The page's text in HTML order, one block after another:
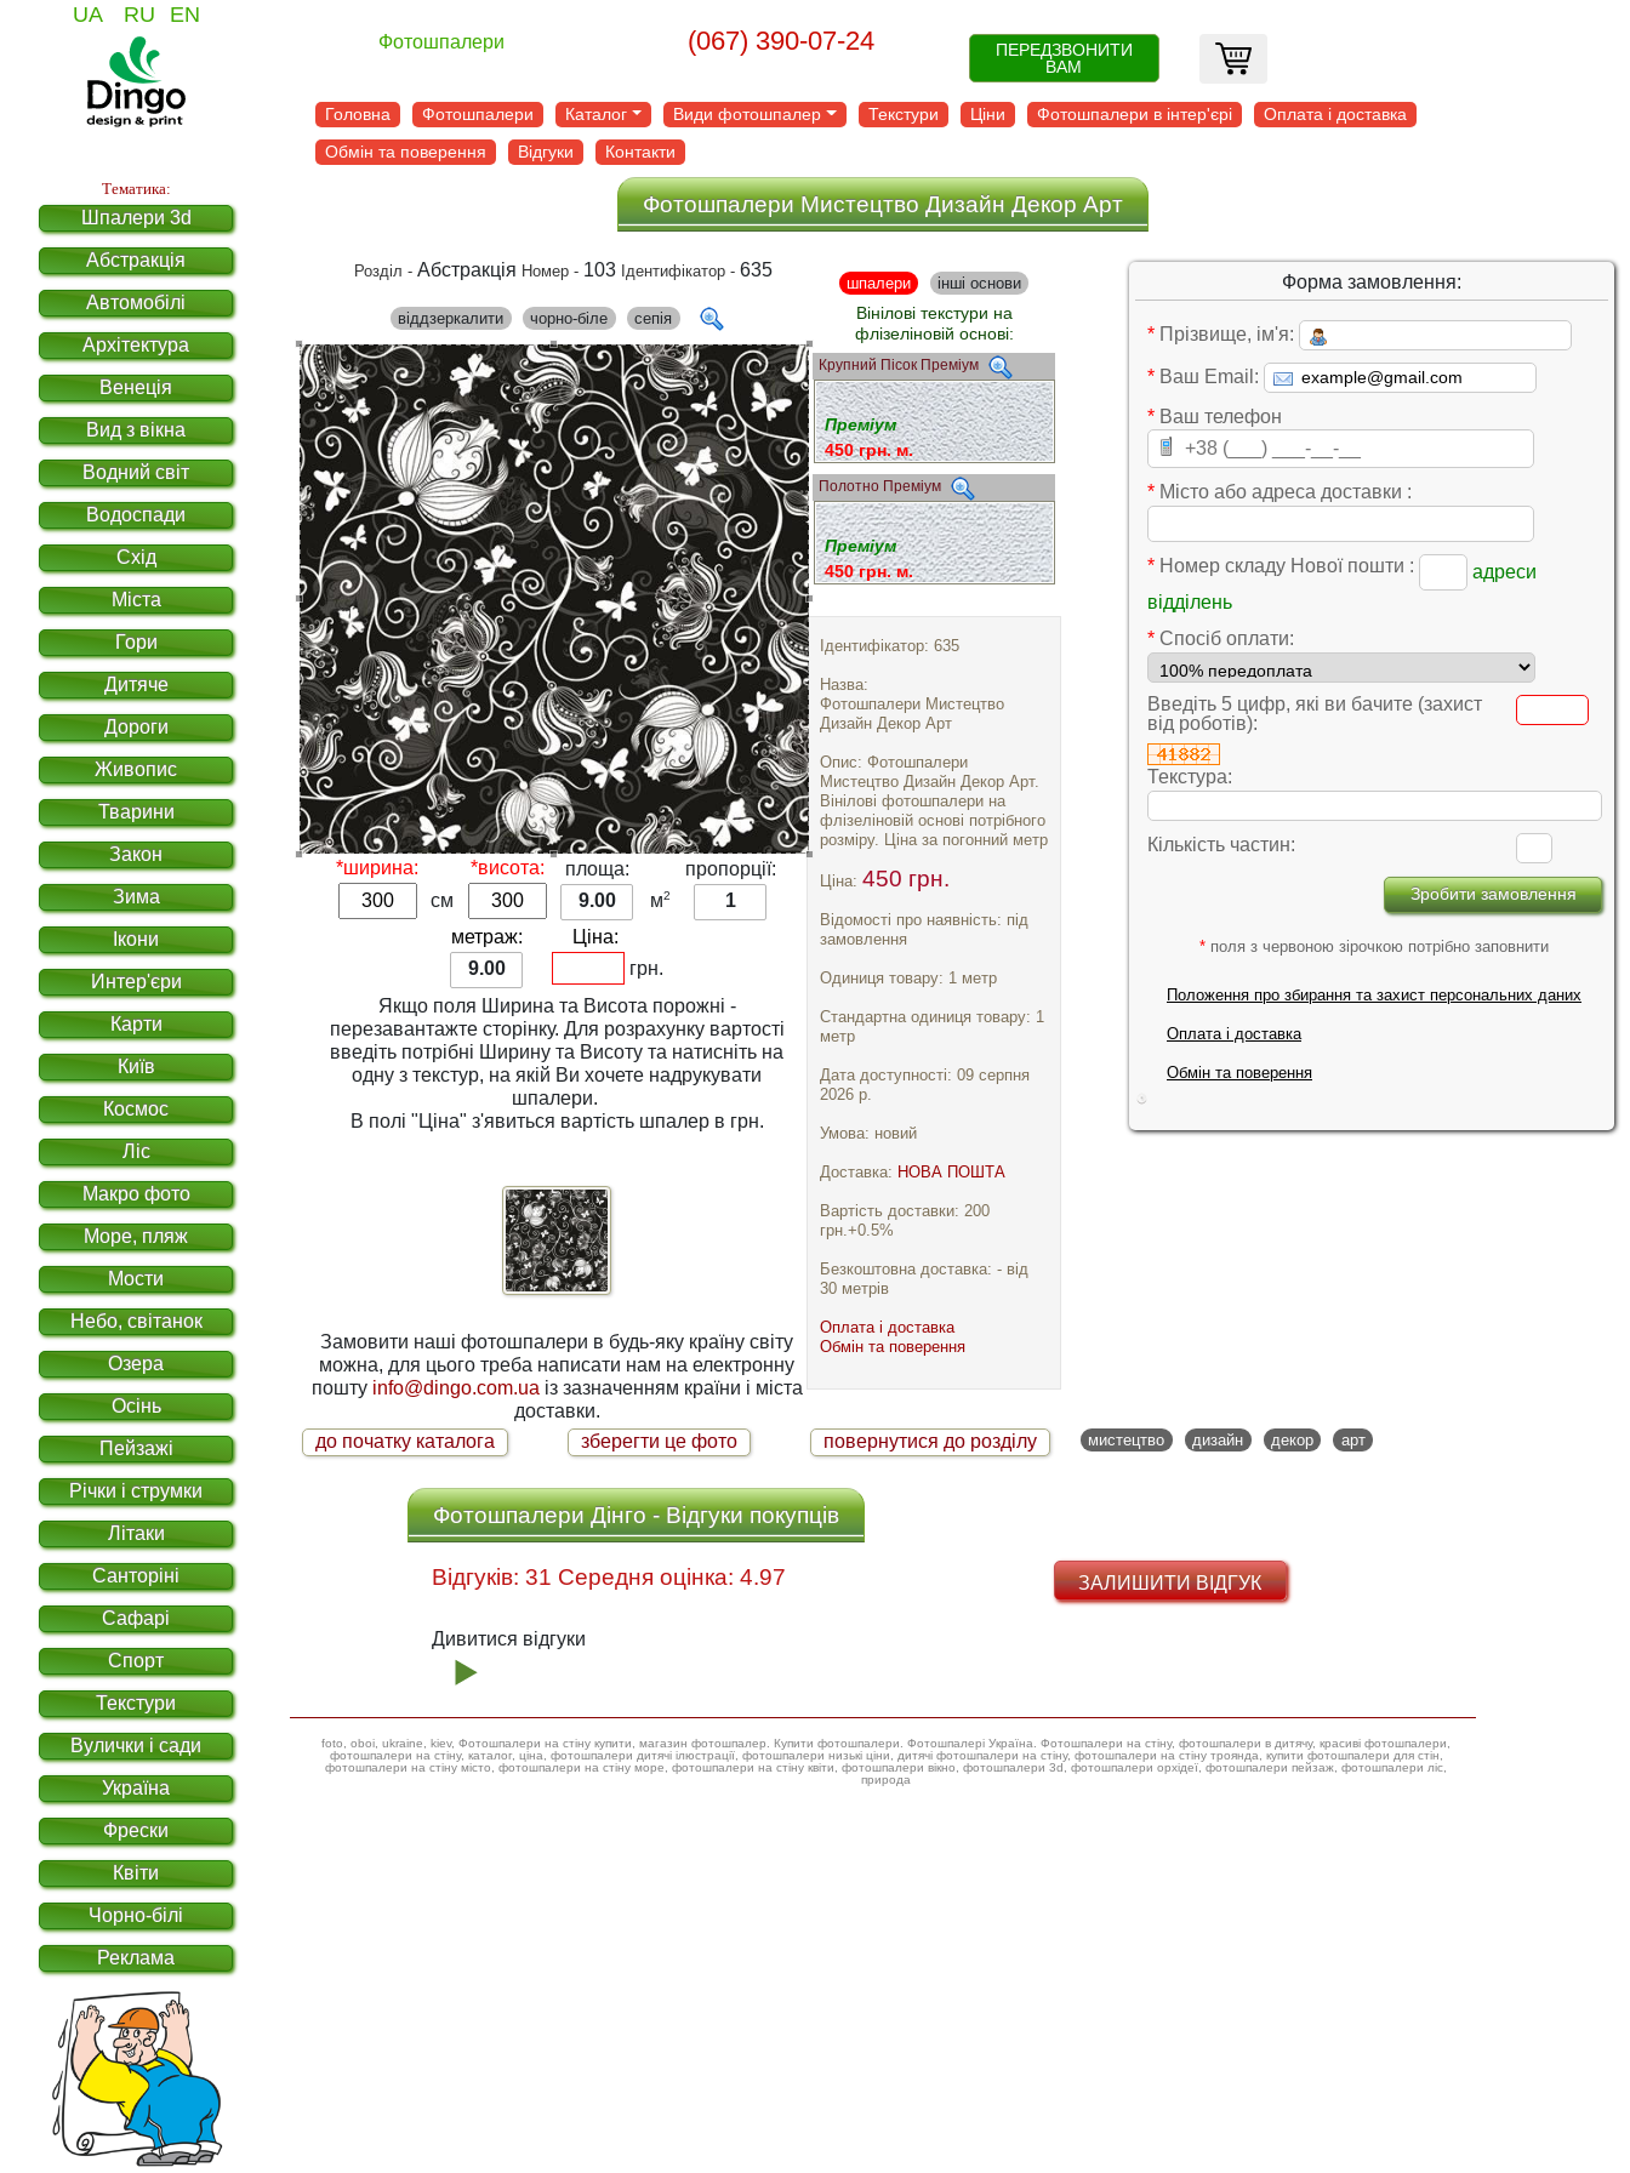
UA RU EN
Фотошпалери (067) 390-07-24
ПЕРЕДЗВОНИТИ
ВАМ
Головна Фотошпалери Каталог Види фотошпалер Текстури Ціни Фотошпалери в інтер'єрі
Оплата і доставка
Обмін та поверення
Відгуки Контакти
Тематика:
Шпалери 3d
Абстракція
Автомобілі
Архітектура
Венеція
Вид з вікна
Водний світ
Водоспади
Схід
Міста
Гори
Дитяче
Дороги
Живопис
Тварини
Закон
Зима
Ікони
Интер'єри
Карти
Київ
Космос
Ліс
Макро фото
Море, пляж
Мости
Небо, світанок
Озера
Осінь
Пейзажі
Річки і струмки
Літаки
Санторіні
Сафарі
Спорт
Текстури
Вулички і сади
Україна
Фрески
Квіти
Чорно-білі
Реклама
Фотошпалери Мистецтво Дизайн Декор Арт
Розділ - Абстракція Номер - 103 Ідентифікатор - 635
віддзеркалити чорно-біле сепія
*ширина:
см
*висота:
площа:
9.00
м2
пропорції:
1
метраж:
9.00
Ціна:
грн.
Якщо поля Ширина та Висота порожні -
перезавантажте сторінку. Для розрахунку вартості
введіть потрібні Ширину та Висоту та натисніть на
одну зтекстур, на якій Ви хочете надрукувати
шпалери.
В полі "Ціна" з'явиться вартість шпалер в грн.
Замовити наші фотошпалери в будь-яку країну світу
можна, для цього треба написати нам на електронну
пошту info@dingo.com.ua із зазначенням країни і міста
доставки.
шпалери інші основи
Вінілові текстури на
флізеліновій основі:
Крупний Пісок Преміум
Преміум
450 грн. м.
Полотно Преміум
Преміум
450 грн. м.
Ідентифікатор: 635
Назва:
Фотошпалери Мистецтво
Дизайн Декор Арт
Опис: Фотошпалери
Мистецтво Дизайн Декор Арт.
Вінілові фотошпалери на
флізеліновій основі потрібного
розміру. Ціна за погонний метр
Ціна: 450 грн.
Відомості про наявність: під
замовлення
Одиниця товару: 1 метр
Стандартна одиниця товару: 1
метр
Дата доступності: 09 серпня
2026 р.
Умова: новий
Доставка: НОВА ПОШТА
Вартість доставки: 200
грн.+0.5%
Безкоштовна доставка: - від
30 метрів
Оплата і доставка
Обмін та поверення
Форма замовлення:
* Прізвище, ім'я:
* Ваш Email:
* Ваш телефон
* Місто або адреса доставки :
* Номер складу Нової пошти :
адреси
відділень
* Cпосіб оплати:
Введіть 5 цифр, які ви бачите (захист
від роботів):
Текстура:
Кількість частин:
* поля з червоною зірочкою потрібно заповнити
Положення про збирання та захист персональних даних
Оплата і доставка
Обмін та поверення
до початку каталога зберегти це фото повернутися до розділу мистецтво дизайн декор арт
Фотошпалери Дінго - Відгуки покупців
ЗАЛИШИТИ ВІДГУК
Відгуків: 31 Середня оцінка: 4.97
Дивитися відгуки
foto, oboi, ukraine, kiev, Фотошпалери на стіну купити, магазин фотошпалер. Купити фотошпалери. Фотошпалері Україна. Фотошпалери на стіну, фотошпалери в дитячу, красиві фотошпалери,
фотошпалери на стіну, каталог, ціна, фотошпалери дитячі ілюстрації, фотошпалери низькі ціни, дитячі фотошпалери на стіну, фотошпалери на стіну троянда, купити фотошпалери для стін,
фотошпалери на стіну місто, фотошпалери на стіну море, фотошпалери на стіну квіти, фотошпалери вікно, фотошпалери 3d, фотошпалери орхідеї, фотошпалери пейзаж, фотошпалери ліс,
природа